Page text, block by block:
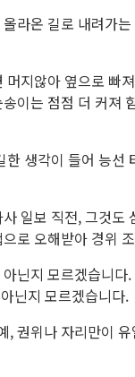
라온 길로 내려가
지않아 옆으로 빠
이는 점점 더 커져
생각이 들어 능선
일보 직전, 그것도
로 오해받아 경위
닌지 모르겠습니다
닌지 모르겠습니다.
권위나 자리만이